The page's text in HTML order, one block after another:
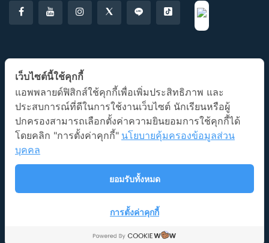
แอปพลิเคชั่น AP Classroom
ลิขสิทธิ์ © 2026 โรงเรียนกวดวิชาแอพพลายด์ฟิสิกส์
นโยบายการ
เว็บไซต์นี้ใช้คุกกี้
แอพพลายด์ฟิสิกส์ใช้คุกกี้เพื่อเพิ่มประสิทธิภาพ และ
ประสบการณ์ที่ดีในการใช้งานเว็บไซต์ นักเรียนหรือผู้
ปกครองสามารถเลือกตั้งค่าความยินยอมการใช้คุกกี้ได้
โดยคลิก "การตั้งค่าคุกกี้" นโยบายคุ้มครองข้อมูลส่วน
บุคคล
ยอมรับทั้งหมด
การตั้งค่าคุกกี้